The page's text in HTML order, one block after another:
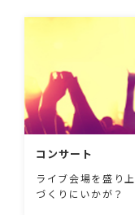
コンサート
ライブ会場を盛り
づくりにいかが？